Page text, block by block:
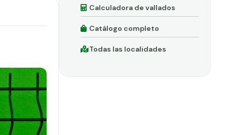
Calculadora de vallados
Catálogo completo
Todas las localidades